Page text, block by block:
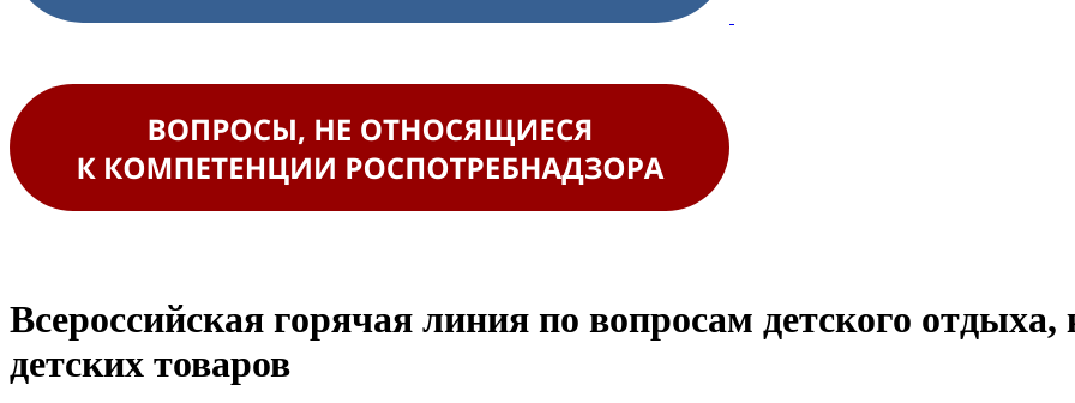
Всероссийская горячая линия по вопросам детского отдыха,
детских товаров